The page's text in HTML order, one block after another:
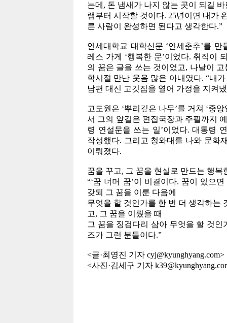
는데, 돈 냄새가 나지 않는 곳이 되길
램부터 시작할 것이다. 25년이면 내가
른 사람이 완성하면 된다고 생각한다.”
연세대학교 대학신문 ‘연세춘추’를
레스 가게 ‘행복한 문’이었다. 취직이
의 꿈은 글을 쓰는 것이었고, 나날이
학시절 만난 웃음 많은 아내였다. “내
남편 대신 고깃집을 열어 가정을 지켜
고도원은 ‘뿌리깊은 나무’를 거쳐 ‘중
서 그의 앞길은 편집국장과 주필까지
령 연설문을 쓰는 일’이었다. 대통령
작성했다. 그리고 청와대를 나와 문화
이뤄졌다.
꿈을 꾸고, 그 꿈을 현실로 만드는 행
“‘꿈 너머 꿈’이 비결이다. 꿈이 있으
갖되 그 꿈을 이룬 다음에
무엇을 할 것인가를 한 번 더 생각하는
고, 그 꿈을 이뤘을 때
그 꿈을 징검다리 삼아 무엇을 할 것
즈가 그런 분들이다.”
<글·최영진 기자 cyj@kyunghyang.com>
<사진·김세구 기자